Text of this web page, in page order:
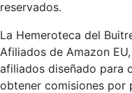
reservados.
La Hemeroteca del
Afiliados de Amazon
afiliados diseñado para
obtener comisiones por